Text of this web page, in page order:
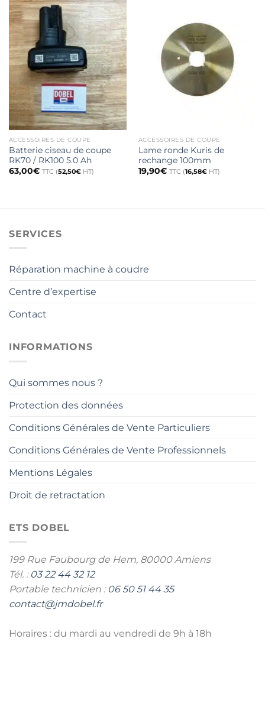
ACCESSOIRES DE COUPE
Batterie ciseau de coupe
RK70 / RK100 5.0 Ah
63,00€ TTC (52,50€HT)
ACCESSOIRES DE COUPE
Lame ronde Kuris de
rechange 100mm
19,90€ TTC (16,58€HT)
SERVICES
Réparation machine à coudre
Centre d’expertise
Contact
INFORMATIONS
Qui sommes nous ?
Protection des données
Conditions Générales de Vente Particuliers
Conditions Générales de Vente Professionnels
Mentions Légales
Droit de retractation
ETS DOBEL
199 Rue Faubourg de Hem, 80000 Amiens
Tél. : 03 22 44 32 12
Portable technicien : 06 50 51 44 35
contact@jmdobel.fr
Horaires : du mardi au vendredi de 9h à 18h